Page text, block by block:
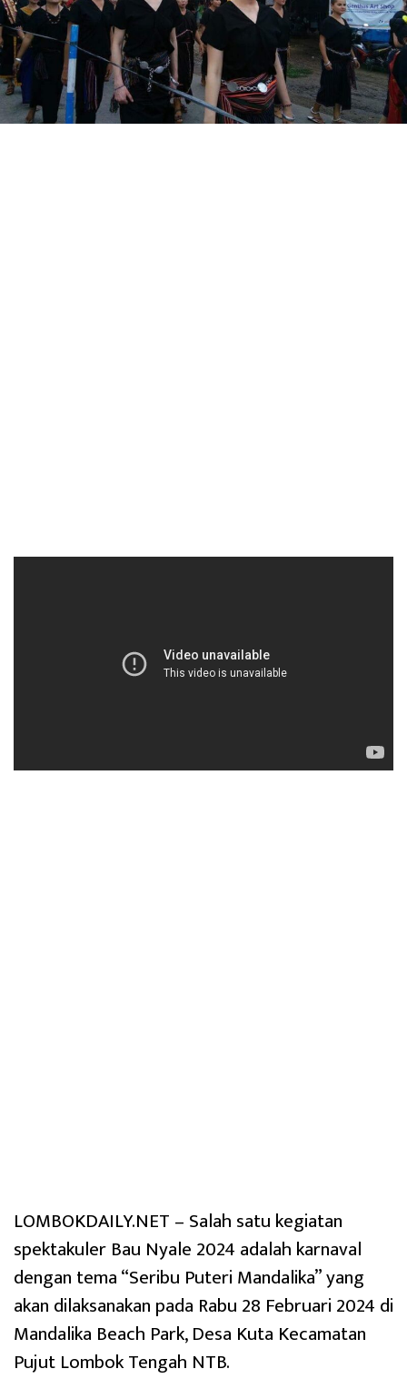
LOMBOKDAILY.NET – Salah satu kegiatan
spektakuler Bau Nyale 2024 adalah karnaval
dengan tema “Seribu Puteri Mandalika” yang
akan dilaksanakan pada Rabu 28 Februari 2024 di
Mandalika Beach Park, Desa Kuta Kecamatan
Pujut Lombok Tengah NTB.